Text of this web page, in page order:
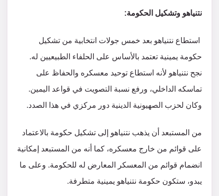
نتنياهو وتشكيل الحكومة:
استطاع نتنياهو بعد خمس جولات انتخابية من تشكيل
حكومة يمينية تعتمد بالأساس على الحلفاء الطبيعيين له.
نجح نتنياهو لأنه استطاع توحيد معسكره والحفاظ على
تماسكه الداخلي، ورفع نسبة التصويت في قواعد اليمين.
وكان لحزب الصهيونية الدينية دور مركزي في هذا الصدد.
من المستبعد أن يذهب نتنياهو إلى تشكيل حكومة بالاعتماد
على قوائم من خارج معسكره، كما أنه من المستبعد إمكانية
انضمام قوائم من المعسكر المعارض له للحكومة. وعلى ما
يبدو، ستكون حكومة نتنياهو يمينية متطرفة.